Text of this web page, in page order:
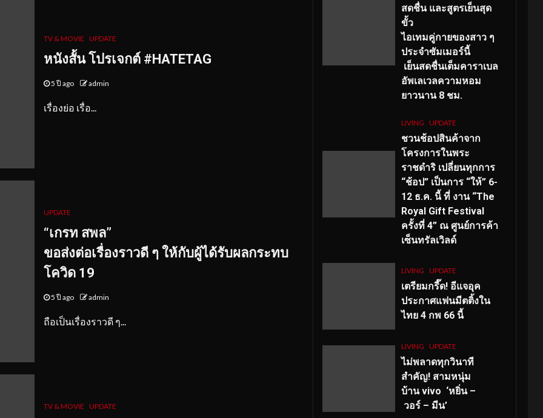
TV & MOVIE UPDATE
หนังสั้น โปรเจกต์ #HATETAG
5 ปี ago admin
เรื่องย่อ เรื่อ...
UPDATE
“เกรท สพล”
ขอส่งต่อเรื่องราวดี ๆ ให้กับผู้ได้รับผลกระทบ
โควิด 19
5 ปี ago admin
ถือเป็นเรื่องราวดี ๆ...
TV & MOVIE UPDATE
สดชื่น และสูตรเย็นสุด
ขั้ว
ไอเทมคู่กายของสาว ๆ
ประจำซัมเมอร์นี้
เย็นสดชื่นเต็มคาราเบล
อัพเลเวลความหอม
ยาวนาน 8 ชม.
LIVING UPDATE
ชวนช้อปสินค้าจาก
โครงการในพระ
ราชดำริ เปลี่ยนทุกการ
“ช้อป” เป็นการ “ให้” 6-
12 ธ.ค. นี้ ที่ งาน “The
Royal Gift Festival
ครั้งที่ 4” ณ ศูนย์การค้า
เซ็นทรัลเวิลด์
LIVING UPDATE
เตรียมกรี๊ด! อีแจอุค
ประกาศแฟนมีตติ้งใน
ไทย 4 กพ 66 นี้
LIVING UPDATE
ไม่พลาดทุกวินาที
สำคัญ! สามหนุ่ม
บ้าน vivo ‘หยิ่น –
วอร์ – มีน’